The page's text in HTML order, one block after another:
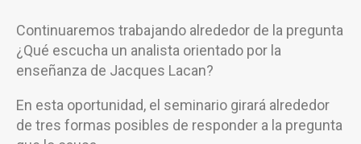
Continuaremos trabajando alrededor de la pregunta
¿Qué escucha un analista orientado por la
enseñanza de Jacques Lacan?
En esta oportunidad, el seminario girará alrededor
de tres formas posibles de responder a la pregunta